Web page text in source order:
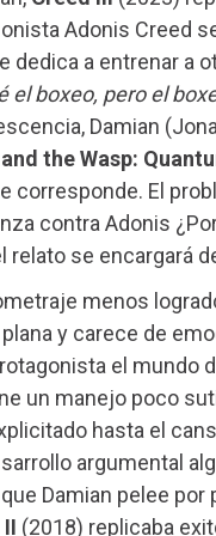
Adonis Creed
dedica a entrenar a
el boxeo, pero el
Damian
the Wasp:
corresponde. El
contra Adonis
se encargará
menos
y carece de
el mundo
un manejo poco
hasta el
argumental
Damian pelee
(2018) replicaba